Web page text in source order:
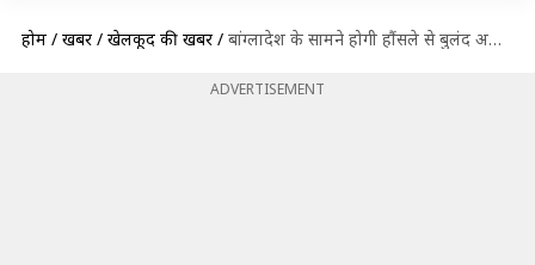
होम / खबरें / खेलकूद की खबरें / बांग्लादेश के सामने होगी हौंसले से बुलंद अफगानिस्तान, जानें ड्रीम इलेवन और पिच रिपोर्ट
ADVERTISEMENT